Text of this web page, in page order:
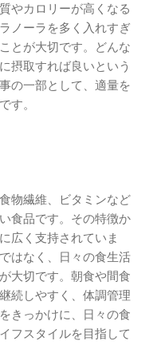
やカロリーが高くなる
ノーラを多く入れすぎ
とが大切です。どんな
摂取すれば良いという
の一部として、適量を
す。
物繊維、ビタミンなど
食品です。その特徴か
広く支持されていま
はなく、日々の食生活
大切です。朝食や間食
続しやすく、体調管理
きっかけに、日々の食
フスタイルを目指して